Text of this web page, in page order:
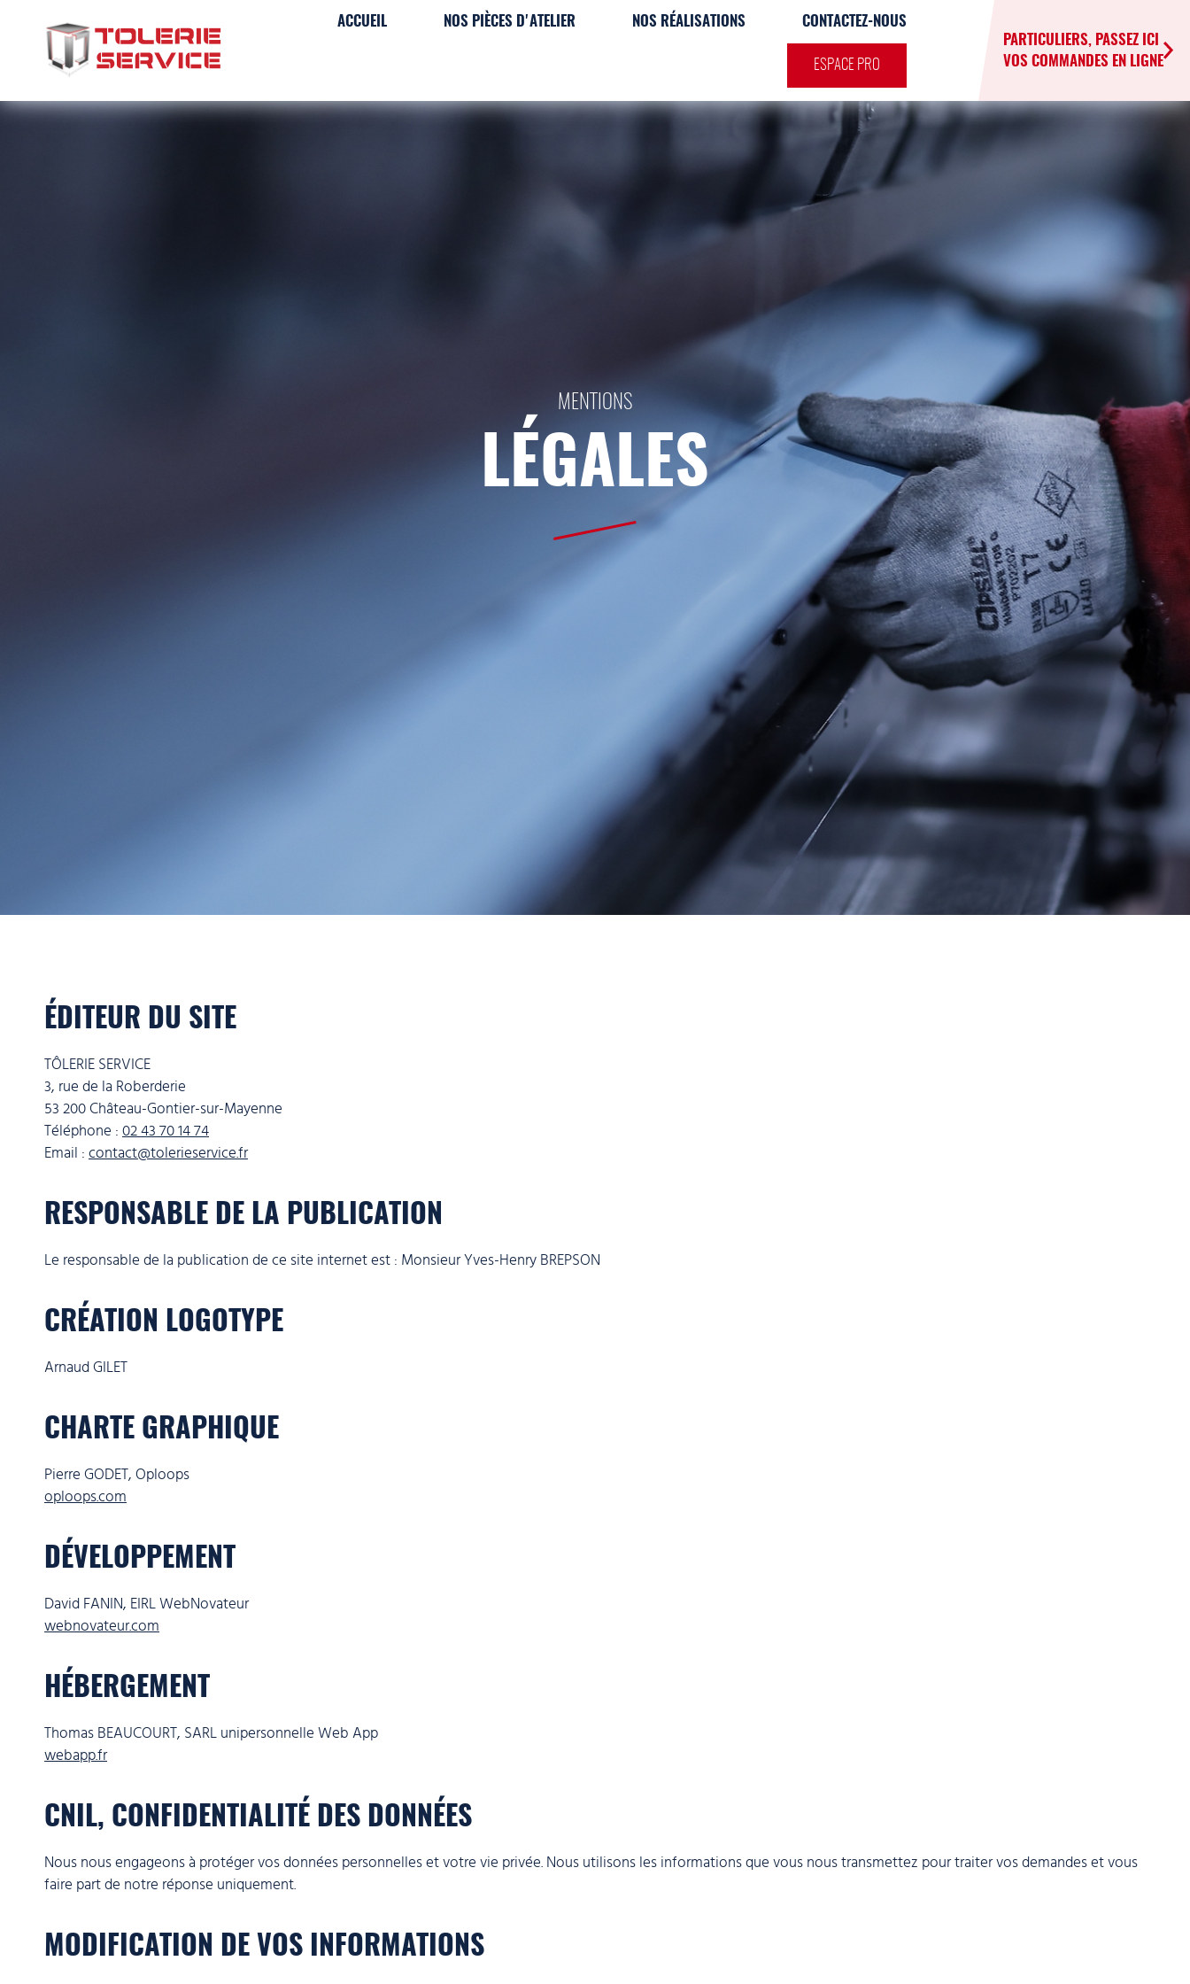
ACCUEIL NOS PIÈCES D'ATELIER NOS RÉALISATIONS CONTACTEZ-NOUS
ESPACE PRO
PARTICULIERS, PASSEZ ICI
VOS COMMANDES EN LIGNE
MENTIONS
LÉGALES
ÉDITEUR DU SITE
TÔLERIE SERVICE
3, rue de la Roberderie
53 200 Château-Gontier-sur-Mayenne
Téléphone : 02 43 70 14 74
Email : contact@tolerieservice.fr
RESPONSABLE DE LA PUBLICATION
Le responsable de la publication de ce site internet est : Monsieur Yves-Henry BREPSON
CRÉATION LOGOTYPE
Arnaud GILET
CHARTE GRAPHIQUE
Pierre GODET, Oploops
oploops.com
DÉVELOPPEMENT
David FANIN, EIRL WebNovateur
webnovateur.com
HÉBERGEMENT
Thomas BEAUCOURT, SARL unipersonnelle Web App
webapp.fr
CNIL, CONFIDENTIALITÉ DES DONNÉES
Nous nous engageons à protéger vos données personnelles et votre vie privée. Nous utilisons les informations que vous nous transmettez pour traiter vos demandes et vous
faire part de notre réponse uniquement.
MODIFICATION DE VOS INFORMATIONS